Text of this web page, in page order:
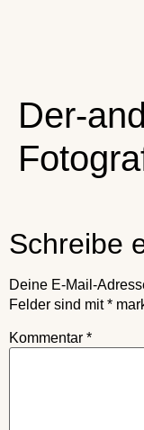
Der-
Schreibe
Deine E-Mail-
Felder sind mit*
Kommentar *